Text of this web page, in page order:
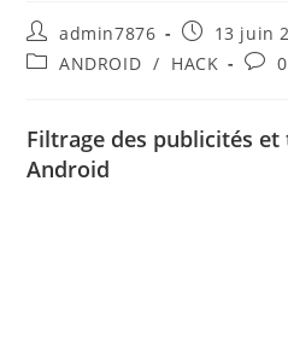
Auteur/autrice
de
la
admin7876
Publication
publiée :
13 juin
PostANDROID / HACK
Filtrage des publicités
Android